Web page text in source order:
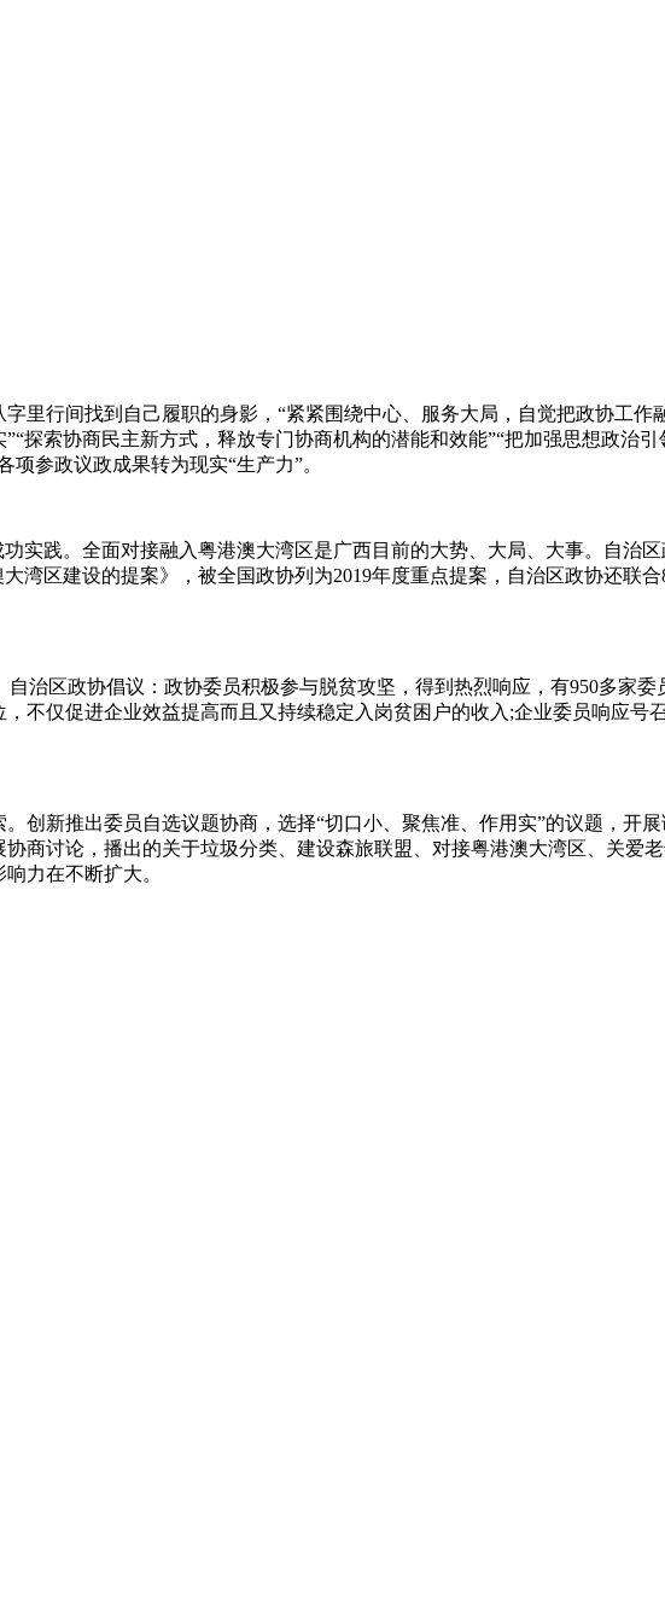
行间找到自己履职的身影，“紧紧围绕中心、服务大局，自觉把政协工作
探索协商民主新方式，释放专门协商机构的潜能和效能”“把加强思想政治
参政议政成果转为现实“生产力”。
践。全面对接融入粤港澳大湾区是广西目前的大势、大局、大事。自治区
湾区建设的提案》，被全国政协列为2019年度重点提案，自治区政协还联
区政协倡议：政协委员积极参与脱贫攻坚，得到热烈响应，有950多家委
不仅促进企业效益提高而且又持续稳定入岗贫困户的收入;企业委员响应号
新推出委员自选议题协商，选择“切口小、聚焦准、作用实”的议题，开
商讨论，播出的关于垃圾分类、建设森旅联盟、对接粤港澳大湾区、关爱
力在不断扩大。